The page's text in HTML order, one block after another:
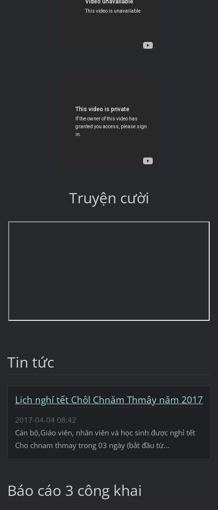
Truyện cười
Tin tức
Lịch nghỉ tết Chôl Chnăm Thmây năm 2017
2017-04-04 08:42
Cán bộ,Giáo viên, nhân viên và học sinh được nghỉ tết
Cho chnam thmay trong 03 ngày (bắt đầu từ...
Báo cáo 3 công khai